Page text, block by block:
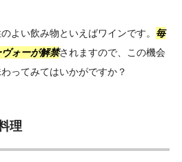
よい飲み物といえばワインです。 毎
ォーが解禁されますので、この機会
ってみてはいかがですか？
理